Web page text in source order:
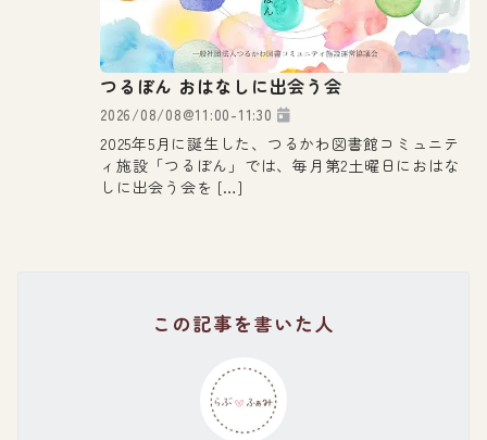
つるぼん おはなしに出会う会
2026/08/08@11:00-11:30
2025年5月に誕生した、つるかわ図書館コミュニテ
ィ施設「つるぼん」では、毎月第2土曜日におはな
しに出会う会を […]
この記事を書いた人